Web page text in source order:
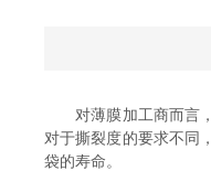
对薄膜加工商而言，
对于撕裂度的要求不同
袋的寿命。